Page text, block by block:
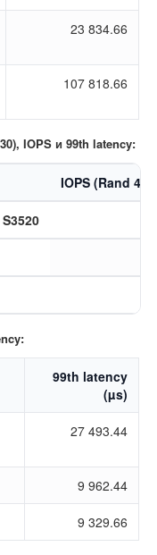
23 834.66
107 818.66
IOPS и 99th latency:
IOPS (Rand 4K
99th latency
(µs)
27 493.44
9 962.44
9 329.66